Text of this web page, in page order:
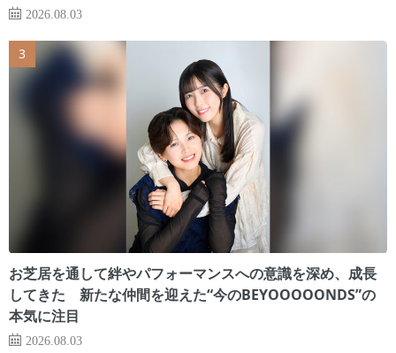
2026.08.03
お芝居を通して絆やパフォーマンスへの意識を深め、成長
してきた 新たな仲間を迎えた“今のBEYOOOOONDS”の
本気に注目
2026.08.03